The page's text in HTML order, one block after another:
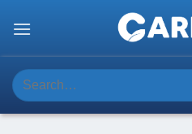
Search
for: